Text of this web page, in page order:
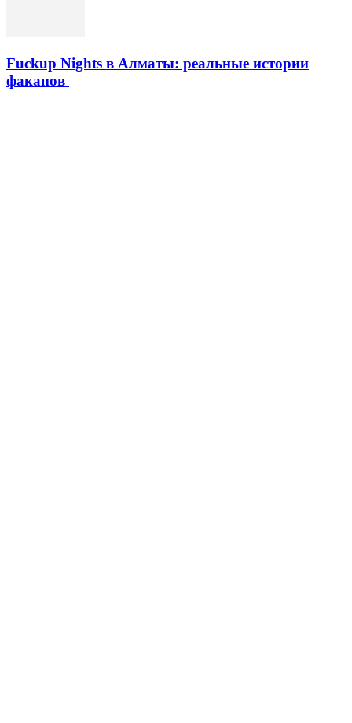
Fuckup Nights в Алматы: реальные истории
факапов